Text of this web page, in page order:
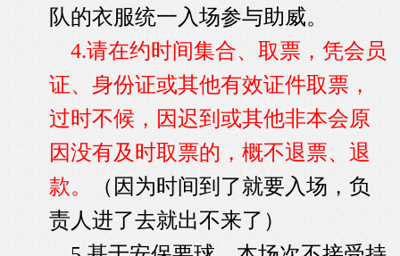
队的衣服统一入场参与助威。
4.请在约时间集合、取票，凭会员
证、身份证或其他有效证件取票，
过时不候，因迟到或其他非本会原
因没有及时取票的，概不退票、退
款。
（因为时间到了就要入场，负
责人进了去就出不来了）